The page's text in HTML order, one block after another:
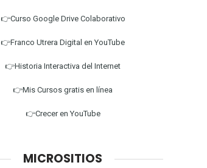
👉Curso Google Drive Colaborativo
👉Franco Utrera Digital en YouTube
👉Historia Interactiva del Internet
👉Mis Cursos gratis en línea
👉Crecer en YouTube
MICROSITIOS